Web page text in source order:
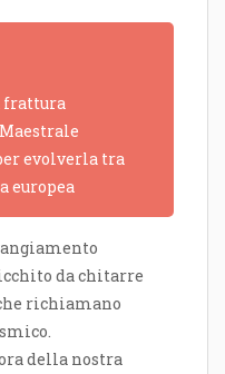
frattura
evolverla tra
europea
da chitarre
richiamano
della nostra